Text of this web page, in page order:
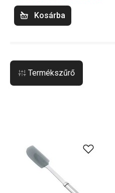
Kosárba
Termékszűrő